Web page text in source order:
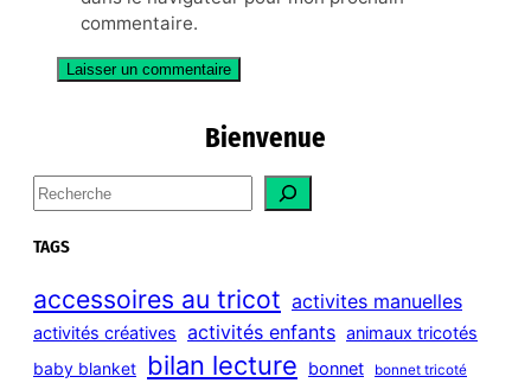
commentaire.
Bienvenue
S
e
a
c
h
TAGS
accessoires au tricot activites manuelles
activités créatives activités enfants animaux tricotés
baby blanket bilan lecture bonnet bonnet tricoté